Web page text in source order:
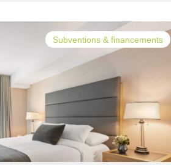
Subventions & financements